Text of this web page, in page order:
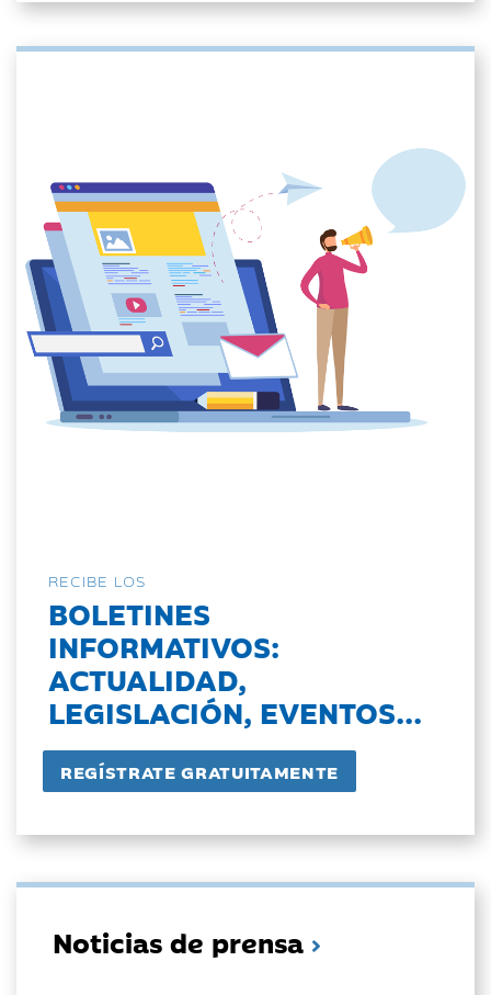
RECIBE LOS
BOLETINES
INFORMATIVOS:
ACTUALIDAD,
LEGISLACIÓN, EVENTOS...
Noticias de prensa